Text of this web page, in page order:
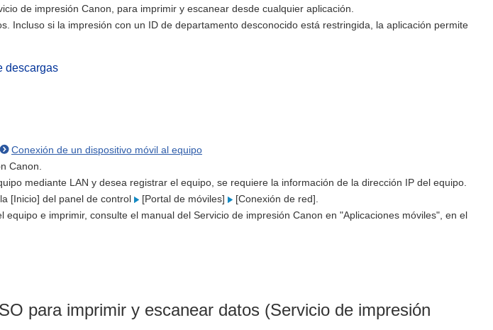
de impresión Canon, para imprimir y escanear desde cualquier aplicación.
Incluso si la impresión con un ID de departamento desconocido está restringida, la aplicación permite
descargas
Conexión de un dispositivo móvil al equipo
Canon.
mediante LAN y desea registrar el equipo, se requiere la información de la dirección IP del equipo.
[Inicio] del panel de control
[Portal de móviles]
[Conexión de red].
e imprimir, consulte el manual del Servicio de impresión Canon en "Aplicaciones móviles", en el
para imprimir y escanear datos (Servicio de impresión